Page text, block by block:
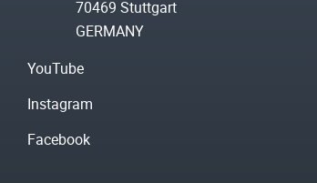
70469 Stuttgart
GERMANY
YouTube
Instagram
Facebook